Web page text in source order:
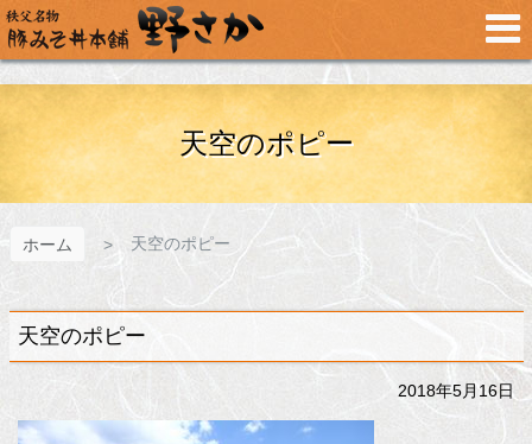
メ
イ
ン
コ
プ
天空のポピー
ホーム 天空のポピー
天空のポピー
2018年5月16日